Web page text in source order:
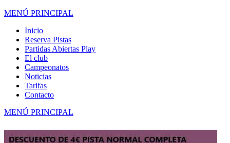
MENÚ PRINCIPAL
Inicio
Reserva Pistas
Partidas Abiertas Play
El club
Campeonatos
Noticias
Tarifas
Contacto
MENÚ PRINCIPAL